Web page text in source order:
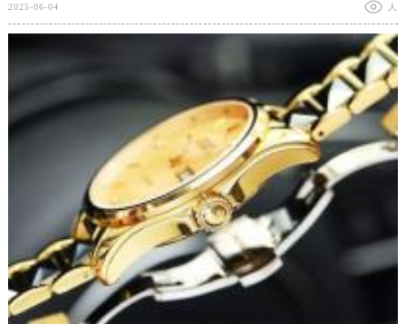
2025-06-04 人